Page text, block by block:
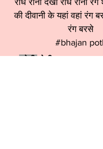
राधे रानी देखो राधे रानी
की दीवानी के यहां वहां रंग
रंग बरसे
#bhajan
श्रेणी:होली भजन